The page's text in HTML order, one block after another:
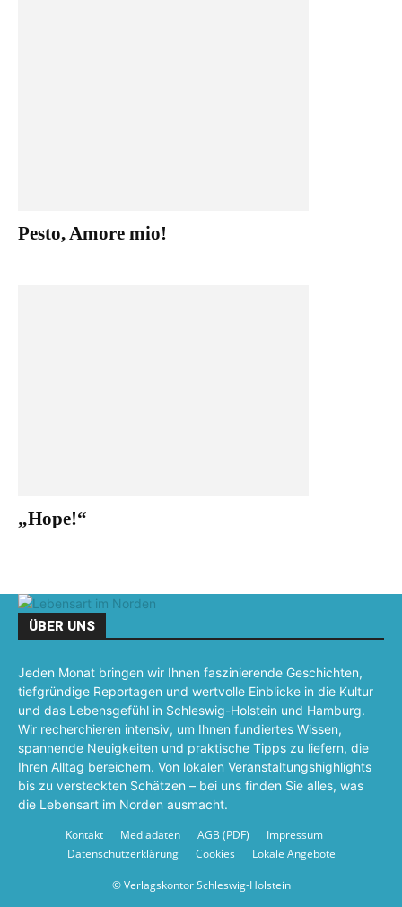
Pesto, Amore mio!
„Hope!“
ÜBER UNS
Jeden Monat bringen wir Ihnen faszinierende Geschichten,
tiefgründige Reportagen und wertvolle Einblicke in die Kultur
und das Lebensgefühl in Schleswig-Holstein und Hamburg.
Wir recherchieren intensiv, um Ihnen fundiertes Wissen,
spannende Neuigkeiten und praktische Tipps zu liefern, die
Ihren Alltag bereichern. Von lokalen Veranstaltungshighlights
bis zu versteckten Schätzen – bei uns finden Sie alles, was
die Lebensart im Norden ausmacht.
Kontakt
Mediadaten AGB (PDF)
Impressum
Datenschutzerklärung
Cookies Lokale Angebote
© Verlagskontor Schleswig-Holstein